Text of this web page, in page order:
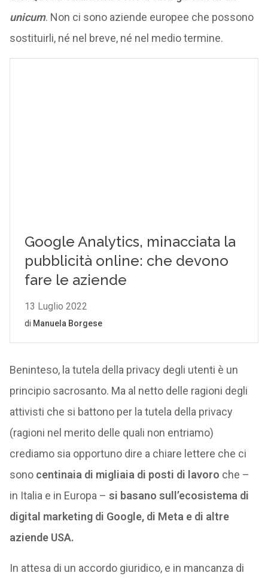
unicum. Non ci sono aziende europee che possono
sostituirli, né nel breve, né nel medio termine.
Beninteso, la tutela della privacy degli utenti è un
principio sacrosanto. Ma al netto delle ragioni degli
attivisti che si battono per la tutela della privacy
(ragioni nel merito delle quali non entriamo)
crediamo sia opportuno dire a chiare lettere che ci
sono centinaia di migliaia di posti di lavoro che –
in Italia e in Europa – si basano sull’ecosistema di
digital marketing di Google, di Meta e di altre
aziende USA.
In attesa di un accordo giuridico, e in mancanza di